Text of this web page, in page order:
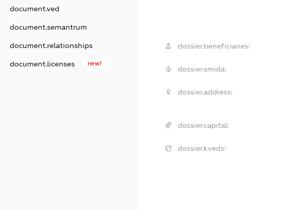
document.ved
document.semantrum
document.relationships
document.licenses new!
dossier.beneficiaries:
dossier.smida:
dossier.address:
dossier.capital:
dossier.kveds: